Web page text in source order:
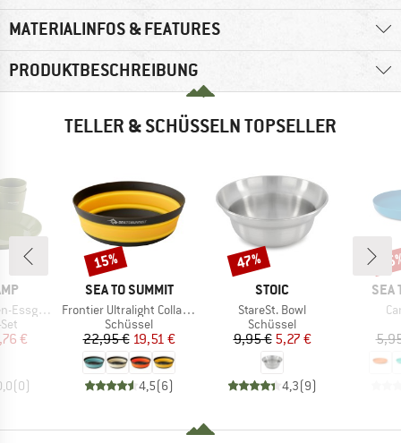
MATERIALINFOS & FEATURES
PRODUKTBESCHREIBUNG
TELLER & SCHÜSSELN TOPSELLER
Preis
€
(0)
MARKE
SEA TO SUMMIT
Artikel
Frontier Ultralight Collapsible Bowl
Produktgruppe
Schüssel
Preis
22,95 €reduzierter Preis
19,51 €
4,5(6)
Rabatt
15%
MARKE
STOIC
Artikel
StareSt. Bowl
Produktgruppe
Schüssel
Preis
9,95 €reduzierter Preis
5,27 €
4,3(9)
Rabatt
47%
SEA